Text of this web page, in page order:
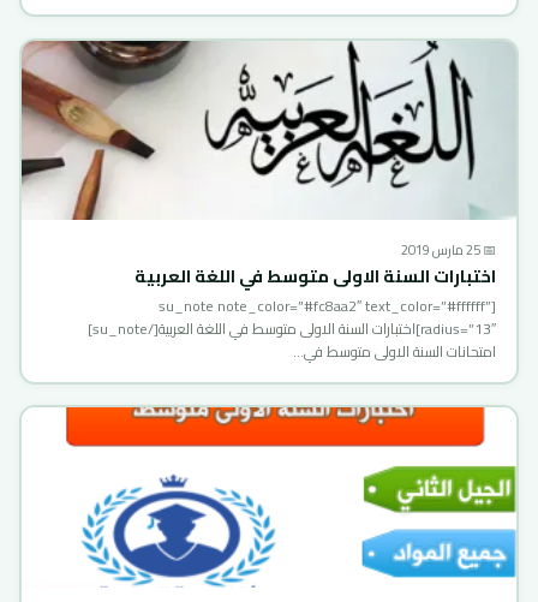
📅 25 مارس 2019
اختبارات السنة الاولى متوسط في اللغة العربية
[su_note note_color=”#fc8aa2″ text_color=”#ffffff”
radius=”13″]اختبارات السنة الاولى متوسط في اللغة العربية[/su_note]
امتحانات السنة الاولى متوسط في…